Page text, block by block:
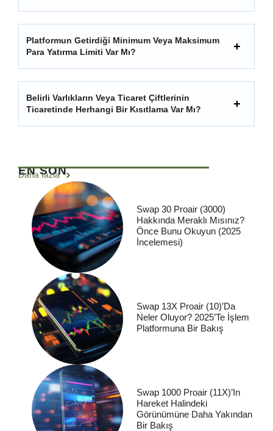
Platformun Getirdiği Minimum Veya Maksimum
Para Yatırma Limiti Var Mı?
Belirli Varlıkların Veya Ticaret Çiftlerinin
Ticaretinde Herhangi Bir Kısıtlama Var Mı?
EN SON
Daha fazla
Swap 30 Proair (3000)
Hakkında Meraklı Mısınız?
Önce Bunu Okuyun (2025
İncelemesi)
Swap 13X Proair (10)’da
Neler Oluyor? 2025’te İşlem
Platformuna Bir Bakış
Swap 1000 Proair (11X)’in
Hareket Halindeki
Görünümüne Daha Yakından
Bir Bakış